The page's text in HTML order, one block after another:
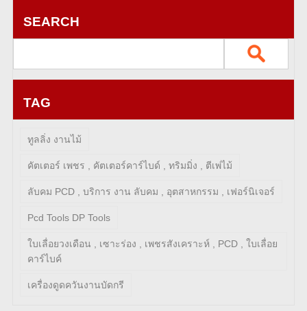
SEARCH
TAG
ทูลลิ่ง งานไม้
คัตเตอร์ เพชร , คัตเตอร์คาร์ไบด์ , ทริมมิ่ง , ตีเพ่ไม้
ลับคม PCD , บริการ งาน ลับคม , อุตสาหกรรม , เฟอร์นิเจอร์
Pcd Tools DP Tools
ใบเลื่อยวงเดือน , เซาะร่อง , เพชรสังเคราะห์ , PCD , ใบเลื่อย
คาร์ไบค์
เครื่องดูดควันงานบัดกรี